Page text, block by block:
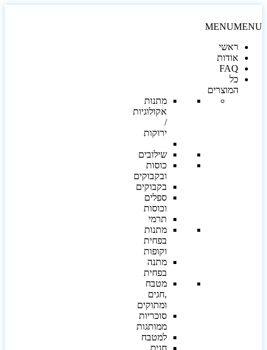
MENU
ראשי
אודות
FAQ
כל
המוצרים
מתנות
אקולוגיות
ירוקות
שילובים
כוסות
ובקבוקים
בקבוקים
ספלים
וכוסות
תרמי
מתנות
בפחית
וקופות
מתנה
בפחית
מטבח
,חגים
ומתוקים
סוכריות
ממותגות
למטבח
חגים